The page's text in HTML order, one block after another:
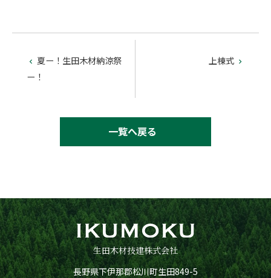

夏ー！生田木材納涼祭
ー！
上棟式 
一覧へ戻る
生田木材技建株式会社
長野県下伊那郡松川町生田849-5